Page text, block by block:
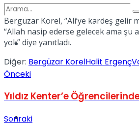
Türkiye
Müzik
No Result
View All Result
Bergüzar Korel, “Ali’ye kardeş gelir
“Allah nasip ederse gelecek ama şu
yok” diye yanıtladı.
Diğer: Bergüzar KorelHalit Ergenç
Önceki
Yıldız Kenter’e
Sonraki